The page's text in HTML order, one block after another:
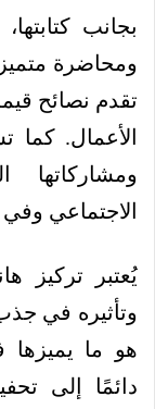
بجانب
ومحاضرة
تقدم نصائح
الأعمال. كما
الاجتماعي وفي
يُعتبر تركيز
وتأثيره في
هو ما
دائمًا إلى